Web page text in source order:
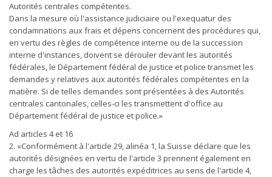
Autorités centrales compétentes.
Dans la mesure où l'assistance judiciaire ou l'exequatur des
condamnations aux frais et dépens concernent des procédures qui,
en vertu des règles de compétence interne ou de la succession
interne d'instances, doivent se dérouler devant les autorités
fédérales, le Département fédéral de justice et police transmet les
demandes y relatives aux autorités fédérales compétentes en la
matière. Si de telles demandes sont présentées à des Autorités
centrales cantonales, celles-ci les transmettent d'office au
Département fédéral de justice et police.»
Ad articles 4 et 16
2. «Conformément à l'article 29, alinéa 1, la Suisse déclare que les
autorités désignées en vertu de l'article 3 prennent également en
charge les tâches des autorités expéditrices au sens de l'article 4,